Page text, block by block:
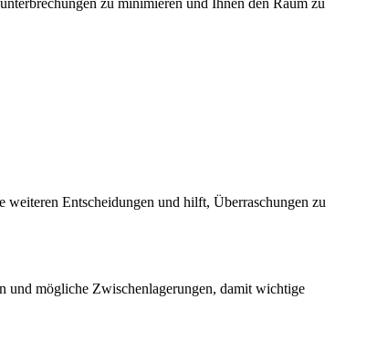
zu minimieren und Ihnen den Raum zu
weiteren Entscheidungen und hilft, Überraschungen zu
und mögliche Zwischenlagerungen, damit wichtige